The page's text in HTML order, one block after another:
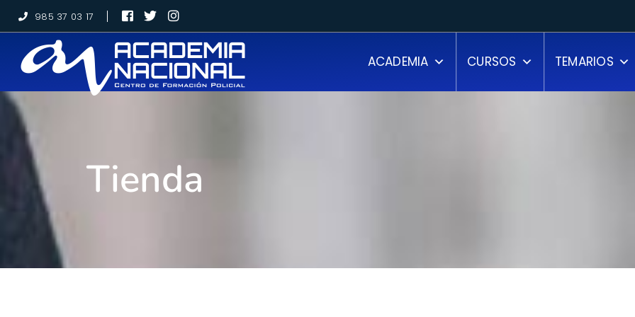
985 37 03 17
ACADEMIA CURSOS TEMARIOS
Tienda